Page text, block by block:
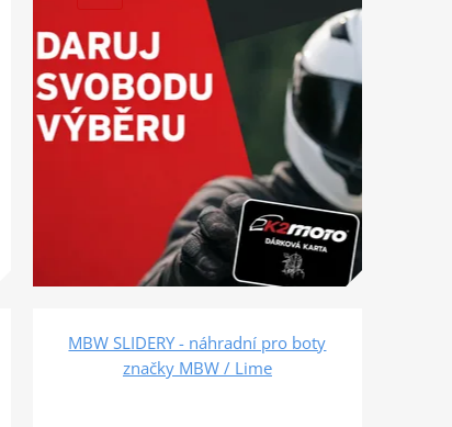
MBW SLIDERY - náhradní pro boty
značky MBW / Lime